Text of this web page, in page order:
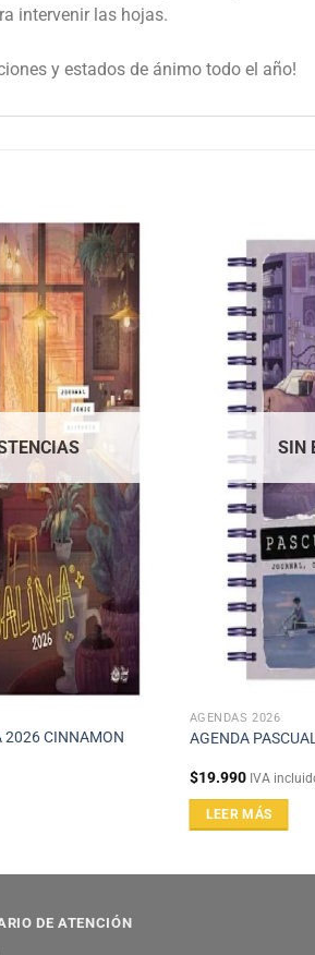
intervenir las hojas.
y estados de ánimo todo el año!
2026 CINNAMON
SIN
AGENDAS 2026
AGENDA
$19.990 IVA
LEER MÁS
DE ATENCIÓN